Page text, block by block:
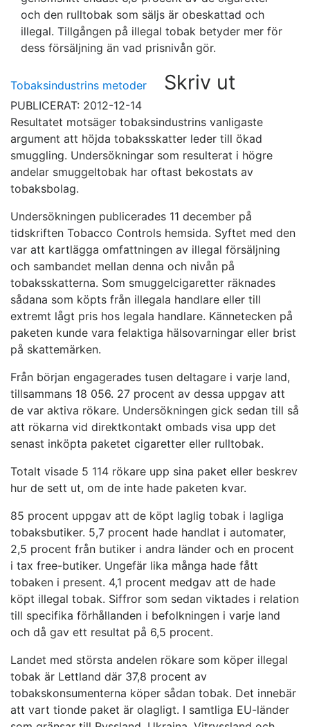
och den rulltobak som säljs är obeskattad och
illegal. Tillgången på illegal tobak betyder mer för
dess försäljning än vad prisnivån gör.
Tobaksindustrins metoder Skriv ut
PUBLICERAT: 2012-12-14
Resultatet motsäger tobaksindustrins vanligaste
argument att höjda tobaksskatter leder till ökad
smuggling. Undersökningar som resulterat i högre
andelar smuggeltobak har oftast bekostats av
tobaksbolag.
Undersökningen publicerades 11 december på
tidskriften Tobacco Controls hemsida. Syftet med den
var att kartlägga omfattningen av illegal försäljning
och sambandet mellan denna och nivån på
tobaksskatterna. Som smuggelcigaretter räknades
sådana som köpts från illegala handlare eller till
extremt lågt pris hos legala handlare. Kännetecken på
paketen kunde vara felaktiga hälsovarningar eller brist
på skattemärken.
Från början engagerades tusen deltagare i varje land,
tillsammans 18 056. 27 procent av dessa uppgav att
de var aktiva rökare. Undersökningen gick sedan till så
att rökarna vid direktkontakt ombads visa upp det
senast inköpta paketet cigaretter eller rulltobak.
Totalt visade 5 114 rökare upp sina paket eller beskrev
hur de sett ut, om de inte hade paketen kvar.
85 procent uppgav att de köpt laglig tobak i lagliga
tobaksbutiker. 5,7 procent hade handlat i automater,
2,5 procent från butiker i andra länder och en procent
i tax free-butiker. Ungefär lika många hade fått
tobaken i present. 4,1 procent medgav att de hade
köpt illegal tobak. Siffror som sedan viktades i relation
till specifika förhållanden i befolkningen i varje land
och då gav ett resultat på 6,5 procent.
Landet med största andelen rökare som köper illegal
tobak är Lettland där 37,8 procent av
tobakskonsumenterna köper sådan tobak. Det innebär
att vart tionde paket är olagligt. I samtliga EU-länder